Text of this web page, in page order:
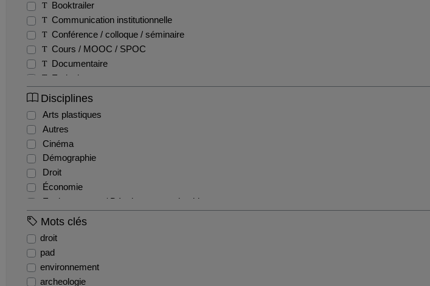
Booktrailer
Communication institutionnelle
Conférence / colloque / séminaire
Cours / MOOC / SPOC
Documentaire
Emission
Entretien / Témoignage / Retour d'expérience
Fiction
Film pédagogique
Reportage
Disciplines
Arts plastiques
Autres
Cinéma
Démographie
Droit
Économie
Environnement / Développement durable
EPS
Histoire
Mots clés
droit
pad
environnement
archeologie